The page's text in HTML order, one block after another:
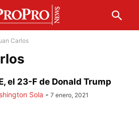
Carlos
el 23-F de Donald Trump
Sola - 7 enero, 2021